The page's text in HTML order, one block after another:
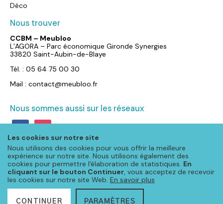
Les cookies sur notre site
Nous utilisons des cookies pour vous offrir la meilleure
expérience sur notre site. Nous utilisons également des
cookies pour permettre l'élaboration de statistiques. En
cliquant sur le bouton Continuer, vous acceptez de recevoir
les cookies sur notre site Web. En savoir plus
CONTINUER PARAMÈTRES
Déco
Nous trouver
CCBM – Meubloo
L’AGORA – Parc économique Gironde Synergies
33820 Saint-Aubin-de-Blaye
Tél. : 05 64 75 00 30
Mail : contact@meubloo.fr
Nous sommes aussi sur les réseaux
facebookinstagram